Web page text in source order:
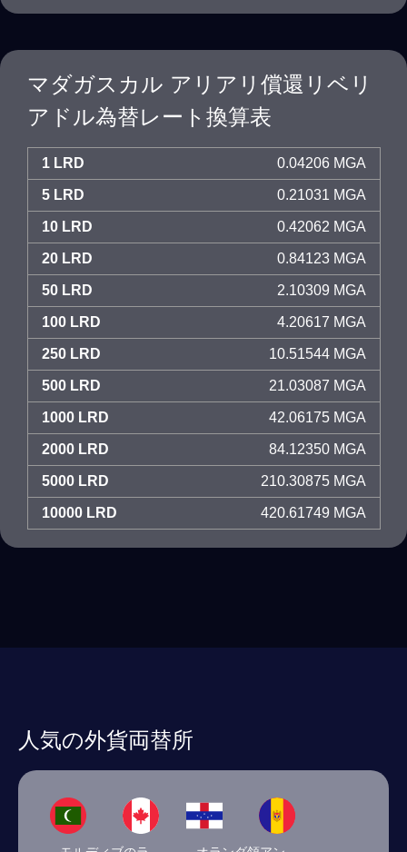
マダガスカル アリアリ償還リベリ
アドル為替レート換算表
1 LRD 0.04206 MGA
5 LRD 0.21031 MGA
10 LRD 0.42062 MGA
20 LRD 0.84123 MGA
50 LRD 2.10309 MGA
100 LRD 4.20617 MGA
250 LRD 10.51544 MGA
500 LRD 21.03087 MGA
1000 LRD 42.06175 MGA
2000 LRD 84.12350 MGA
5000 LRD 210.30875 MGA
10000 LRD 420.61749 MGA
人気の外貨両替所